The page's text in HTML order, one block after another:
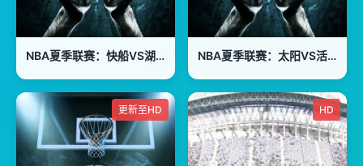
NBA夏季联赛：快船VS湖人20260715 NBA夏季联赛：太阳VS活塞20260716
更新至HD HD